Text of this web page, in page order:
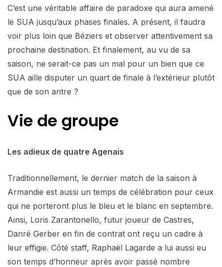
C’est une véritable affaire de paradoxe qui aura amené
le SUA jusqu’aux phases finales. A présent, il faudra
voir plus loin que Béziers et observer attentivement sa
prochaine destination. Et finalement, au vu de sa
saison, ne serait-ce pas un mal pour un bien que ce
SUA aille disputer un quart de finale à l’extérieur plutôt
que de son antre ?
Vie de groupe
Les adieux de quatre Agenais
Traditionnellement, le dernier match de la saison à
Armandie est aussi un temps de célébration pour ceux
qui ne porteront plus le bleu et le blanc en septembre.
Ainsi, Loris Zarantonello, futur joueur de Castres,
Danré Gerber en fin de contrat ont reçu un cadre à
leur effigie. Côté staff, Raphaël Lagarde a lui aussi eu
son temps d’honneur après avoir passé nombre